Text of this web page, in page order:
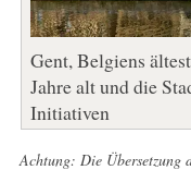
Gent, Belgiens
Jahre alt und die
Initiativen
Achtung: Die Übersetzung